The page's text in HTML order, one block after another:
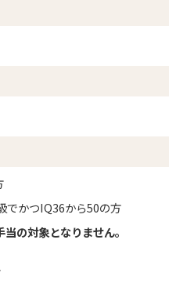
でかつIQ36から50の方
の対象となりません。